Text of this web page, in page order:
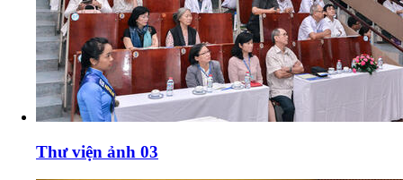
Thư viện ảnh 03